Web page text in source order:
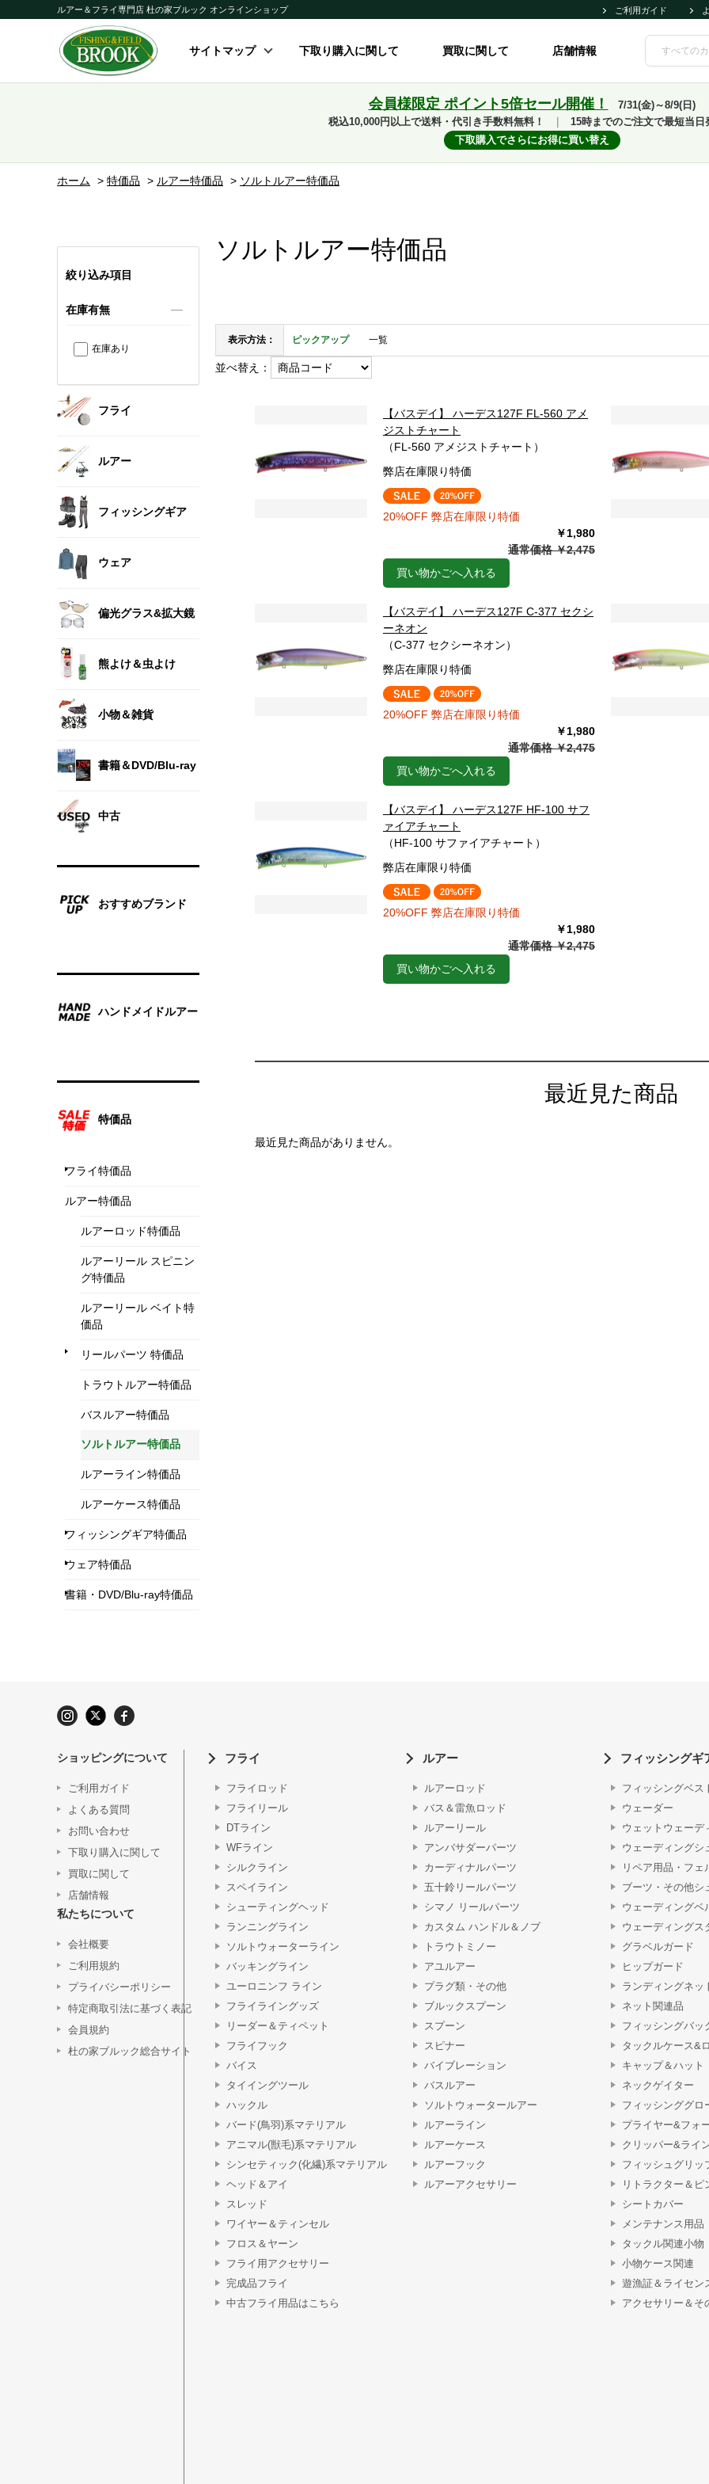
ルアー＆フライ専門店 杜の家ブルック オンラインショップ ご利用ガイド
サイトマップ 下取り購入に関して 買取に関して 店舗情報
会員様限定 ポイント5倍セール開催！
7/31(金)～8/9(日)
税込10,000円以上で送料・代引き手数料無料！
15時までのご注文で最短当日
下取購入でさらにお得に買い替え
ホーム > 特価品 > ルアー特価品 > ソルトルアー特価品
絞り込み項目
在庫有無
在庫あり
フライ
ルアー
フィッシングギア
ウェア
偏光グラス&拡大鏡
熊よけ＆虫よけ
小物＆雑貨
書籍＆DVD/Blu-ray
中古
おすすめブランド
ハンドメイドルアー
特価品
フライ特価品
ルアー特価品
ルアーロッド特価品
ルアーリール スピニン
グ特価品
ルアーリール ベイト特
価品
リールパーツ 特価品
トラウトルアー特価品
バスルアー特価品
ソルトルアー特価品
ルアーライン特価品
ルアーケース特価品
フィッシングギア特価品
ウェア特価品
書籍・DVD/Blu-ray特価品
ソルトルアー特価品
表示方法： ピックアップ 一覧
並べ替え：
【バスデイ】 ハーデス127F FL-560 アメ
ジストチャート
（FL-560 アメジストチャート）
弊店在庫限り特価
20%OFF 弊店在庫限り特価
￥1,980
通常価格 ￥2,475
買い物かごへ入れる
【バスデイ】 ハーデス127F C-377 セクシ
ーネオン
（C-377 セクシーネオン）
弊店在庫限り特価
20%OFF 弊店在庫限り特価
￥1,980
通常価格 ￥2,475
買い物かごへ入れる
【バスデイ】 ハーデス127F HF-100 サフ
ァイアチャート
（HF-100 サファイアチャート）
弊店在庫限り特価
20%OFF 弊店在庫限り特価
￥1,980
通常価格 ￥2,475
買い物かごへ入れる
最近見た商品
最近見た商品がありません。
ショッピングについて
ご利用ガイド
よくある質問
お問い合わせ
下取り購入に関して
買取に関して
店舗情報
私たちについて
会社概要
ご利用規約
プライバシーポリシー
特定商取引法に基づく表記
会員規約
杜の家ブルック総合サイト
フライ
フライロッド
フライリール
DTライン
WFライン
シルクライン
スペイライン
シューティングヘッド
ランニングライン
ソルトウォーターライン
バッキングライン
ユーロニンフ ライン
フライライングッズ
リーダー＆ティペット
フライフック
バイス
タイイングツール
ハックル
バード(鳥羽)系マテリアル
アニマル(獣毛)系マテリアル
シンセティック(化繊)系マテリアル
ヘッド＆アイ
スレッド
ワイヤー＆ティンセル
フロス＆ヤーン
フライ用アクセサリー
完成品フライ
中古フライ用品はこちら
ルアー
ルアーロッド
バス＆雷魚ロッド
ルアーリール
アンバサダーパーツ
カーディナルパーツ
五十鈴リールパーツ
シマノ リールパーツ
カスタム ハンドル＆ノブ
トラウトミノー
アユルアー
プラグ類・その他
ブルックスプーン
スプーン
スピナー
バイブレーション
バスルアー
ソルトウォータールアー
ルアーライン
ルアーケース
ルアーフック
ルアーアクセサリー
フィッシングギ
フィッシングベス
ウェーダー
ウェットウェーデ
ウェーディングシ
リペア用品・フェ
ブーツ・その他シ
ウェーディングベ
ウェーディングス
グラベルガード
ヒップガード
ランディングネッ
ネット関連品
フィッシングバッ
タックルケース&
キャップ＆ハット
ネックゲイター
フィッシンググロ
プライヤー&フォ
クリッパー&ライ
フィッシュグリッ
リトラクター＆ピ
シートカバー
メンテナンス用品
タックル関連小物
小物ケース関連
遊漁証＆ライセン
アクセサリー＆そ